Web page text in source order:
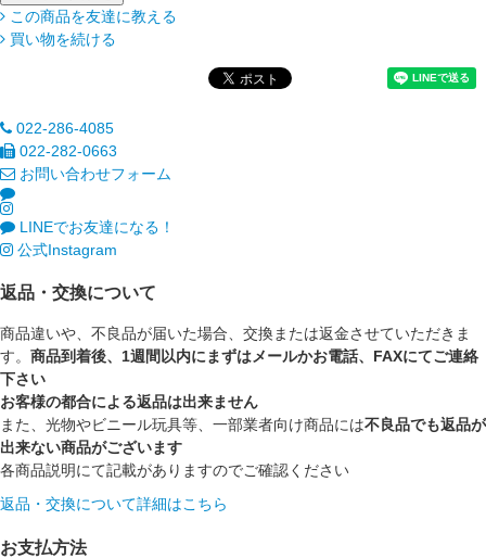
この商品を友達に教える
買い物を続ける
022-286-4085
022-282-0663
お問い合わせフォーム
LINEでお友達になる！
公式Instagram
返品・交換について
商品違いや、不良品が届いた場合、交換または返金させていただきま
す。 商品到着後、1週間以内にまずはメールかお電話、FAXにてご連絡
下さい
お客様の都合による返品は出来ません
また、光物やビニール玩具等、一部業者向け商品には不良品でも返品が
出来ない商品がございます
各商品説明にて記載がありますのでご確認ください
返品・交換について詳細はこちら
お支払方法